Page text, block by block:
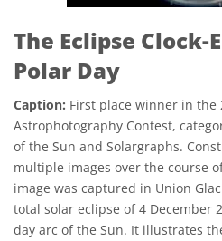
The Eclipse Clock-
Polar Day
Caption: First place winner in the
Astrophotography Contest,
of the Sun and Solargraphs.
multiple images over the course
image was captured in Union
total solar eclipse of 4 December
day arc of the Sun. It illustrates